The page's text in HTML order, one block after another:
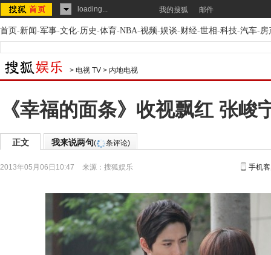
loading... 我的搜狐 邮件
首页-新闻-军事-文化-历史-体育-NBA-视频-娱谈-财经-世相-科技-汽车-房
> 电视 TV > 内地电视
《幸福的面条》收视飘红 张峻
正文 我来说两句( 条评论)
2013年05月06日10:47 来源： 搜狐娱乐 手机